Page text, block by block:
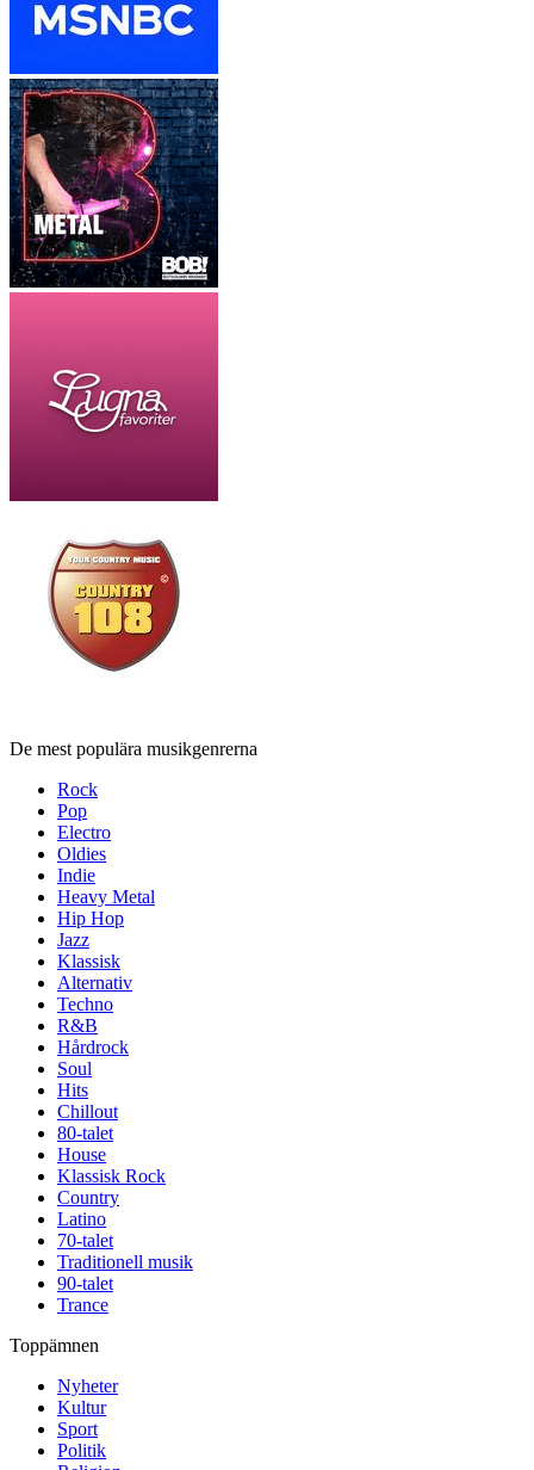
De mest populära musikgenrerna
Rock
Pop
Electro
Oldies
Indie
Heavy Metal
Hip Hop
Jazz
Klassisk
Alternativ
Techno
R&B
Hårdrock
Soul
Hits
Chillout
80-talet
House
Klassisk Rock
Country
Latino
70-talet
Traditionell musik
90-talet
Trance
Toppämnen
Nyheter
Kultur
Sport
Politik